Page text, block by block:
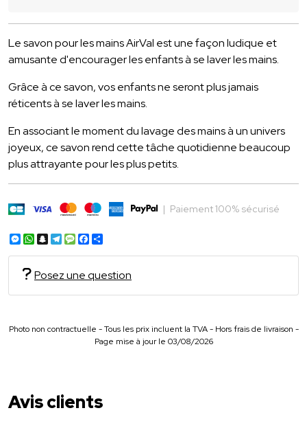
Le savon pour les mains AirVal est une façon ludique et
amusante d'encourager les enfants à se laver les mains.
Grâce à ce savon, vos enfants ne seront plus jamais
réticents à se laver les mains.
En associant le moment du lavage des mains à un univers
joyeux, ce savon rend cette tâche quotidienne beaucoup
plus attrayante pour les plus petits.
| Paiement 100% sécurisé
Messenger
WhatsApp
Snapchat
Telegram
Message
Facebook
Posez une question
Photo non contractuelle - Tous les prix incluent la TVA - Hors frais de livraison -
Page mise à jour le 03/08/2026
Avis clients